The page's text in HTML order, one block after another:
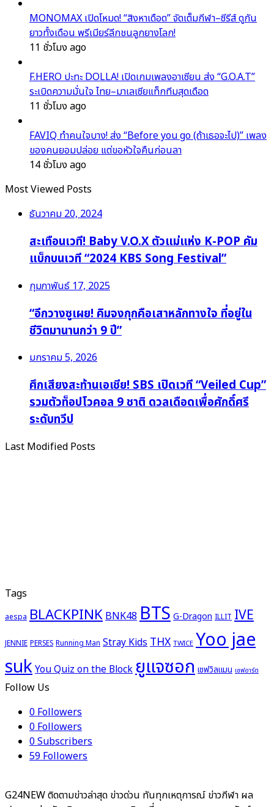
MONOMAX เปิดโหมด! “สิงหาเดือด” จัดเต็มกีฬา–ซีรีส์ ดูกัน
ยาวทั้งเดือน พรีเมียร์ลีกชนลูกยางโลก!
11 ชั่วโมง ago
F.HERO ปะทะ DOLLA! เปิดเกมเพลงอาเซียน ส่ง “G.O.A.T”
ระเบิดความมั่นใจ ไทย–มาเลเซียแท็กทีมสุดเดือด
11 ชั่วโมง ago
FAVIQ ทำคนใจบาง! ส่ง “Before you go (ถ้าเธอจะไป)” เพลง
ของคนยอมปล่อย แต่ขอหัวใจคืนก่อนลา
14 ชั่วโมง ago
Most Viewed Posts
ธันวาคม 20, 2024
สะเทือนเวที! Baby V.O.X ตัวแม่แห่ง K-POP คัม
แบ็กบนเวที “2024 KBS Song Festival”
กุมภาพันธ์ 17, 2025
“อีกวางซูเผย! คิมจงกุกคือเสาหลักทางใจ ที่อยู่ใน
ชีวิตมานานกว่า 9 ปี”
มกราคม 5, 2026
ศึกเสียงสะท้านเอเชีย! SBS เปิดเวที “Veiled Cup”
รวมตัวท็อปโวคอล 9 ชาติ ดวลเดือดเพื่อศักดิ์ศรี
ระดับทวีป
Last Modified Posts
Tags
aespa BLACKPINK BNK48BTSG-Dragon ILLIT IVE
JENNIE PERSES Running Man Stray Kids THX TWICE Yoo jae
sukYou Quiz on the Blockยูแจซอก เชฟวิลแมน เชฟอาร์ต
Follow Us
0 Followers
0 Followers
0Subscribers
59 Followers
G24NEW ติดตามข่าวล่าสุด ข่าวด่วน ทันทุกเหตุการณ์ ข่าวกีฬา ผล